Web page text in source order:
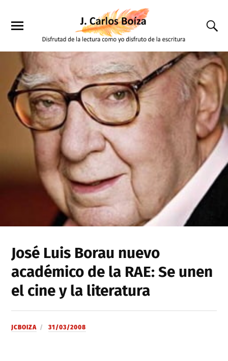
José Luis Borau nuevo
académico de la RAE: Se unen
el cine y la literatura
JCBOIZA 31/03/2008